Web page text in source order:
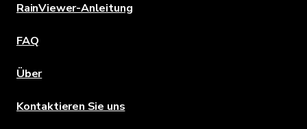
RainViewer-Anleitung
FAQ
Über
Kontaktieren Sie uns